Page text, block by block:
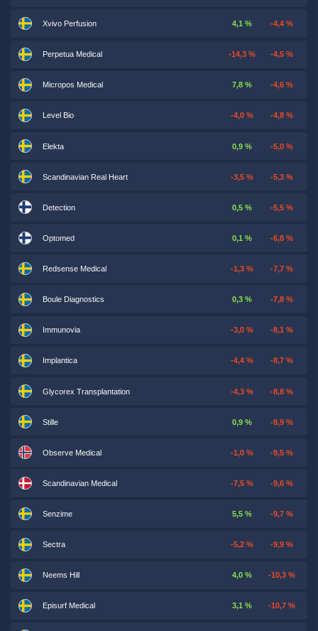
Xvivo Perfusion 4,1 % -4,4 %
Perpetua Medical -14,3 % -4,5 %
Micropos Medical 7,8 % -4,6 %
Level Bio -4,0 % -4,8 %
Elekta 0,9 % -5,0 %
Scandinavian Real Heart -3,5 % -5,3 %
Detection 0,5 % -5,5 %
Optomed 0,1 % -6,8 %
Redsense Medical -1,3 % -7,7 %
Boule Diagnostics 0,3 % -7,8 %
Immunovia -3,0 % -8,1 %
Implantica -4,4 % -8,7 %
Glycorex Transplantation -4,3 % -8,8 %
Stille 0,9 % -8,9 %
Observe Medical -1,0 % -9,5 %
Scandinavian Medical -7,5 % -9,6 %
Senzime 5,5 % -9,7 %
Sectra -5,2 % -9,9 %
Neems Hill 4,0 % -10,3 %
Episurf Medical 3,1 % -10,7 %